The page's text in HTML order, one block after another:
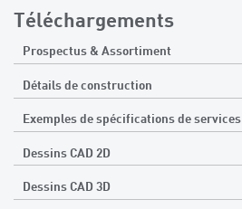
Téléchargements
Prospectus & Assortiment
Détails de construction
Exemples de spécifications de services
Dessins CAD 2D
Dessins CAD 3D